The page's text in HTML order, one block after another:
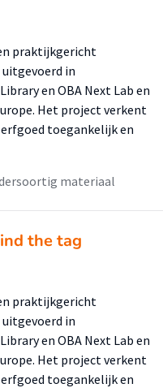
praktijkgericht
in
en OBA Next Lab en
Het project verkent
toegankelijk en
materiaal
the tag
praktijkgericht
in
en OBA Next Lab en
Het project verkent
toegankelijk en